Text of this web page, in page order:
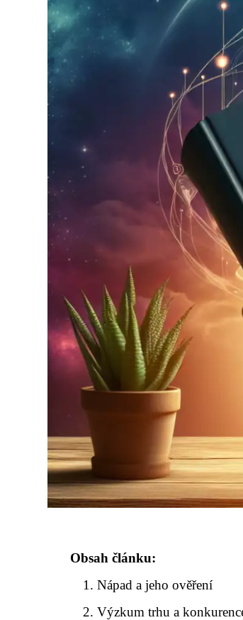
Obsah článku:
Nápad a jeho ověření
Výzkum trhu a